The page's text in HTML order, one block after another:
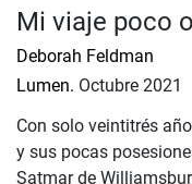
Mi viaje poco
Deborah Feldman
Lumen. Octubre 2021
Con solo veintitrés
y sus pocas
Satmar de